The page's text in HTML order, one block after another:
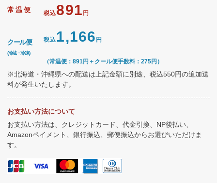
常温便 税込891 円
クール便
(冷蔵・冷凍)
税込1,166 円
（常温便：891円＋クール便手数料：275円）
※北海道・沖縄県への配送は上記金額に別途、税込550円の追加送
料が発生いたします。
お支払い方法について
お支払い方法は、クレジットカード、代金引換、NP後払い、
Amazonペイメント、銀行振込、郵便振込からお選びいただけま
す。